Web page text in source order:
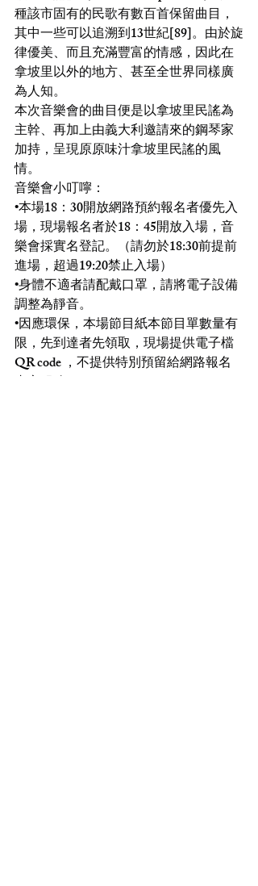
種該市固有的民歌有數百首保留曲目，
其中一些可以追溯到13世紀[89]。由於旋
律優美、而且充滿豐富的情感，因此在
拿坡里以外的地方、甚至全世界同樣廣
為人知。
本次音樂會的曲目便是以拿坡里民謠為
主幹、再加上由義大利邀請來的鋼琴家
加持，呈現原原味汁拿坡里民謠的風
情。
音樂會小叮嚀：
•本場18：30開放網路預約報名者優先入
場，現場報名者於18：45開放入場，音
樂會採實名登記。（請勿於18:30前提前
進場，超過19:20禁止入場）
•身體不適者請配戴口罩，請將電子設備
調整為靜音。
•因應環保，本場節目紙本節目單數量有
限，先到達者先領取，現場提供電子檔
QR code ，不提供特別預留給網路報名
者之服務。